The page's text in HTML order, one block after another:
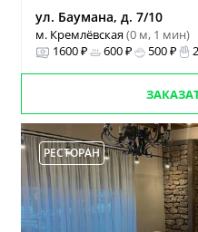
ул. Баумана, д. 7/10
м. Кремлёвская(0 м, 1 мин)
1600 ₽
600 ₽ 500 ₽
РЕСТОРАН